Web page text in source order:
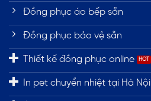
Đồng phục áo bếp sẵn
Đồng phục bảo vệ sẵn
Thiết kế đồng phục online
In pet chuyển nhiệt tại Hà Nội